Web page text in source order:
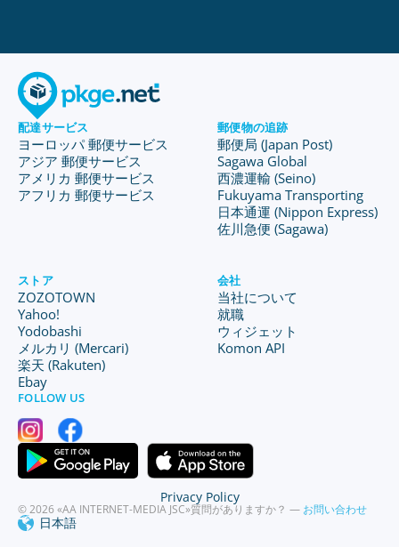
配達サービス
ヨーロッパ 郵便サービス
アジア 郵便サービス
アメリカ 郵便サービス
アフリカ 郵便サービス
郵便物の追跡
郵便局 (Japan Post)
Sagawa Global
西濃運輸 (Seino)
Fukuyama Transporting
日本通運 (Nippon Express)
佐川急便 (Sagawa)
ストア
ZOZOTOWN
Yahoo!
Yodobashi
メルカリ (Mercari)
楽天 (Rakuten)
Ebay
会社
当社について
就職
ウィジェット
Komon API
FOLLOW US
© 2026 «AA INTERNET-MEDIA JSC»質問がありますか？ — お問い合わせ
日本語
Privacy Policy